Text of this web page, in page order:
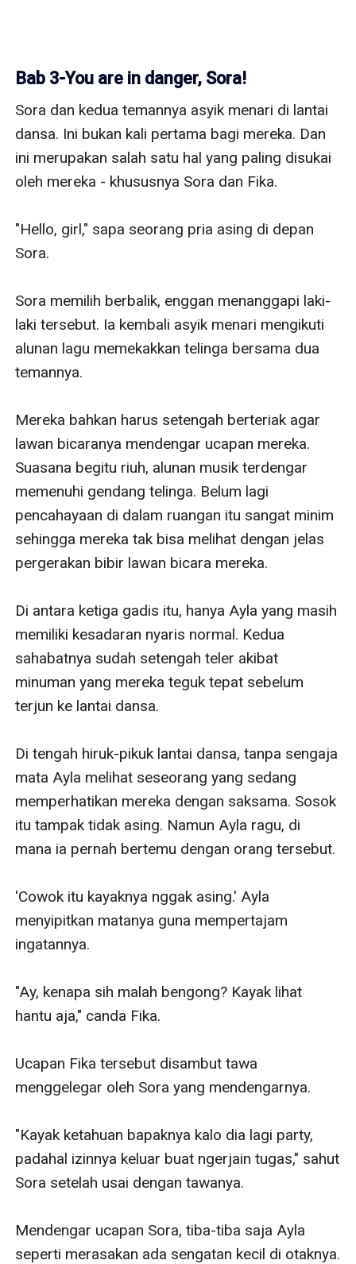
Bab 3-You are in danger, Sora!
Sora dan kedua temannya asyik menari di lantai
dansa. Ini bukan kali pertama bagi mereka. Dan
ini merupakan salah satu hal yang paling disukai
oleh mereka - khususnya Sora dan Fika.
"Hello, girl," sapa seorang pria asing di depan
Sora.
Sora memilih berbalik, enggan menanggapi laki-
laki tersebut. Ia kembali asyik menari mengikuti
alunan lagu memekakkan telinga bersama dua
temannya.
Mereka bahkan harus setengah berteriak agar
lawan bicaranya mendengar ucapan mereka.
Suasana begitu riuh, alunan musik terdengar
memenuhi gendang telinga. Belum lagi
pencahayaan di dalam ruangan itu sangat minim
sehingga mereka tak bisa melihat dengan jelas
pergerakan bibir lawan bicara mereka.
Di antara ketiga gadis itu, hanya Ayla yang masih
memiliki kesadaran nyaris normal. Kedua
sahabatnya sudah setengah teler akibat
minuman yang mereka teguk tepat sebelum
terjun ke lantai dansa.
Di tengah hiruk-pikuk lantai dansa, tanpa sengaja
mata Ayla melihat seseorang yang sedang
memperhatikan mereka dengan saksama. Sosok
itu tampak tidak asing. Namun Ayla ragu, di
mana ia pernah bertemu dengan orang tersebut.
'Cowok itu kayaknya nggak asing.' Ayla
menyipitkan matanya guna mempertajam
ingatannya.
"Ay, kenapa sih malah bengong? Kayak lihat
hantu aja," canda Fika.
Ucapan Fika tersebut disambut tawa
menggelegar oleh Sora yang mendengarnya.
"Kayak ketahuan bapaknya kalo dia lagi party,
padahal izinnya keluar buat ngerjain tugas," sahut
Sora setelah usai dengan tawanya.
Mendengar ucapan Sora, tiba-tiba saja Ayla
seperti merasakan ada sengatan kecil di otaknya.